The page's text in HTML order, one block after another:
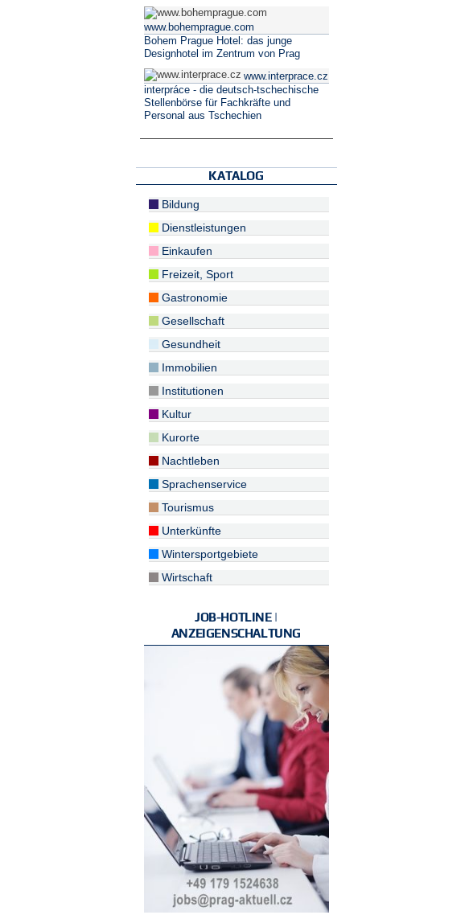
www.bohemprague.com
Bohem Prague Hotel: das junge
Designhotel im Zentrum von Prag
www.interprace.cz
interpráce - die deutsch-tschechische
Stellenbörse für Fachkräfte und
Personal aus Tschechien
KATALOG
Bildung
Dienstleistungen
Einkaufen
Freizeit, Sport
Gastronomie
Gesellschaft
Gesundheit
Immobilien
Institutionen
Kultur
Kurorte
Nachtleben
Sprachenservice
Tourismus
Unterkünfte
Wintersportgebiete
Wirtschaft
JOB-HOTLINE |
ANZEIGENSCHALTUNG